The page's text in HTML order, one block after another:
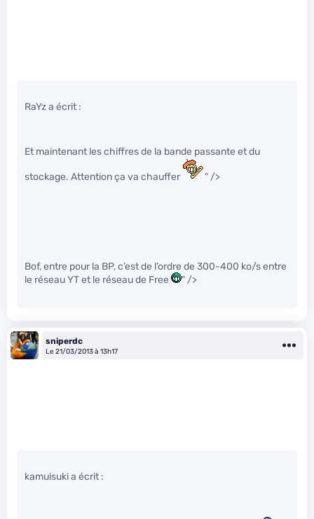
RaYz a écrit :
Et maintenant les chiffres de la bande passante et du
stockage. Attention ça va chauffer " />
Bof, entre pour la BP, c’est de l’ordre de 300-400 ko/s entre
le réseau YT et le réseau de Free
" />
sniperdc
Le 21/03/2013 à 13h17
kamuisuki a écrit :